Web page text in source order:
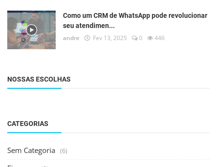
Como um CRM de WhatsApp pode revolucionar
seu atendimen...
andre Fev 13, 2025 0 446
NOSSAS ESCOLHAS
CATEGORIAS
Sem Categoria (6)